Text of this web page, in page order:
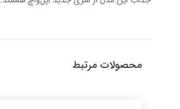
محصولات مرتبط